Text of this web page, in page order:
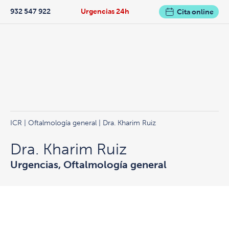
Urgencias 24h
932 547 922 Cita online
ICR Oftalmología general | Dra. Kharim Ruiz
Dra. Kharim Ruiz
Urgencias, Oftalmología general